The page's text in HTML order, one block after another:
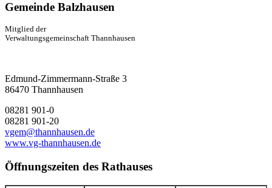
Gemeinde Balzhausen
Mitglied der
Verwaltungsgemeinschaft Thannhausen
Edmund-Zimmermann-Straße 3
86470 Thannhausen
08281 901-0
08281 901-20
vgem@thannhausen.de
www.vg-thannhausen.de
Öffnungszeiten des Rathauses